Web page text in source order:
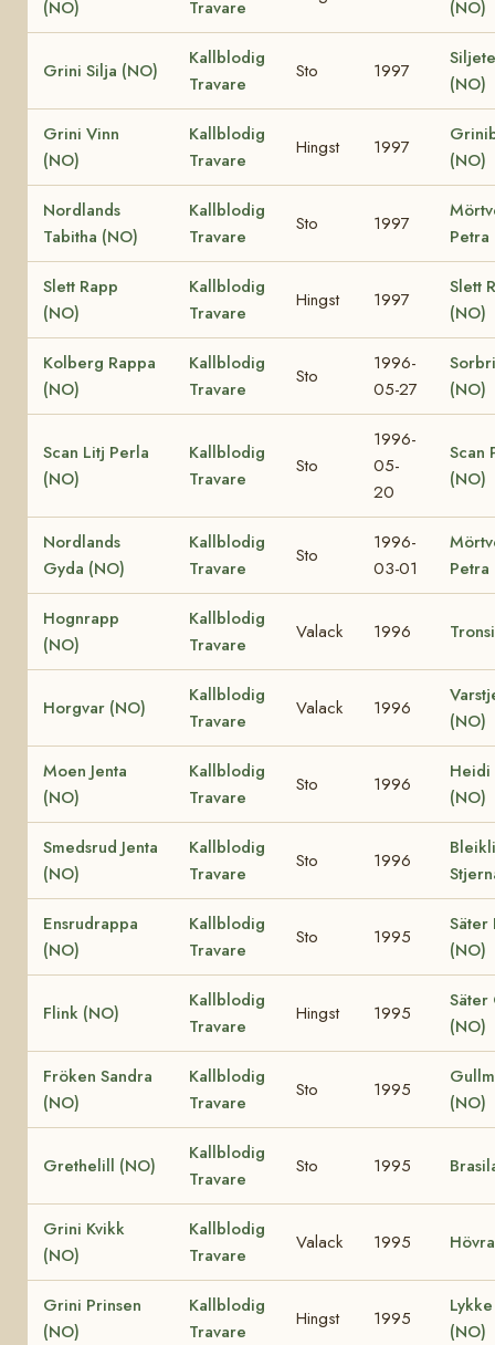
(NO) Travare (NO)
Grini Silja (NO)
Kallblodig
Travare
Sto 1997
(NO)
Grini Vinn
(NO)
Kallblodig
Travare
Hingst 1997
(NO)
Nordlands
Tabitha (NO)
Kallblodig
Travare
Sto 1997
Petra
Slett Rapp
(NO)
Kallblodig
Travare
Hingst 1997
Slett
(NO)
Kolberg Rappa
(NO)
Kallblodig
Travare
Sto
1996-
05-27
(NO)
Scan Litj Perla
(NO)
Kallblodig
Travare
Sto
1996-
05-
20
Scan
(NO)
Nordlands
Gyda (NO)
Kallblodig
Travare
Sto
1996-
03-01
Petra
Hognrapp
(NO)
Kallblodig
Travare
Valack 1996
Horgvar (NO)
Kallblodig
Travare
Valack 1996
(NO)
Moen Jenta
(NO)
Kallblodig
Travare
Sto 1996
Heidi
(NO)
Smedsrud Jenta
(NO)
Kallblodig
Travare
Sto 1996
Bleikli
Ensrudrappa
(NO)
Kallblodig
Travare
Sto 1995
Säter
(NO)
Flink (NO)
Kallblodig
Travare
Hingst 1995
Säter
(NO)
Fröken Sandra
(NO)
Kallblodig
Travare
Sto 1995
(NO)
Grethelill (NO)
Kallblodig
Travare
Sto 1995
Grini Kvikk
(NO)
Kallblodig
Travare
Valack 1995
Grini Prinsen
(NO)
Kallblodig
Travare
Hingst 1995
(NO)